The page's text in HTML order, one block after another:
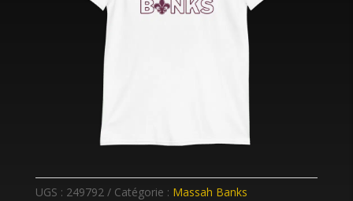
UGS : 249792 Catégorie : Massah Banks